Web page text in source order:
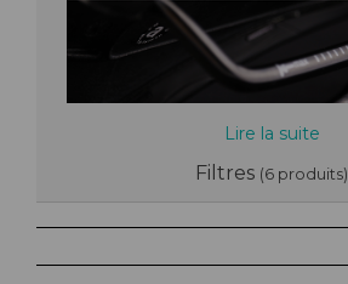
Lire la suite
Filtres (6 produits)